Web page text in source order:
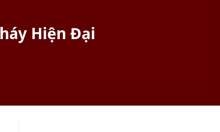
Hiện Đại